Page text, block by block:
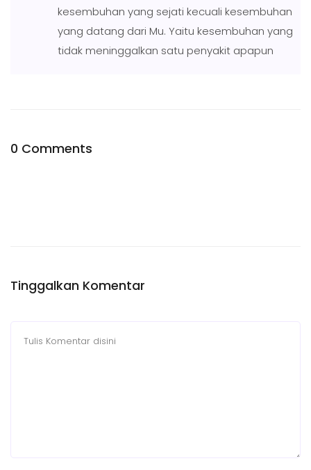
kesembuhan yang sejati kecuali kesembuhan
yang datang dari Mu. Yaitu kesembuhan yang
tidak meninggalkan satu penyakit apapun
0 Comments
Tinggalkan Komentar